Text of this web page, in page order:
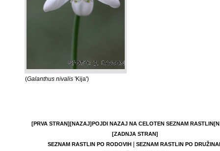
(Galanthus nivalis 'Kija')
[PRVA STRAN][NAZAJ]POJDI NAZAJ NA CELOTEN SEZNAM RASTLIN
[ZADNJA STRAN]
SEZNAM RASTLIN PO RODOVIH|
SEZNAM RASTLIN PO